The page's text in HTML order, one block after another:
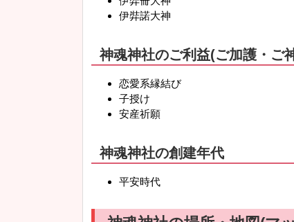
伊弉諾大神
神魂神社のご利益(ご加護・ご
恋愛系縁結び
子授け
安産祈願
神魂神社の創建年代
平安時代